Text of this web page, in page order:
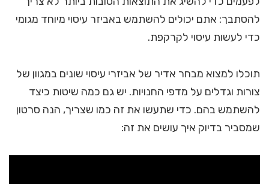
להסתבך: אתם יכולים להשתמש באביזר עיסוי מיוחד מגומי
כדי לעשות עיסוי לקרקפת.
תוכלו למצוא מבחר אדיר של אביזרי עיסוי שונים במגוון של
צורות וגדלים על מדפי החנויות. יש גם כמה שיטות כיצד
להשתמש בהם. כדי שתעשו את זה כמו שצריך, הנה סרטון
שמסביר בדיוק איך עושים את זה: